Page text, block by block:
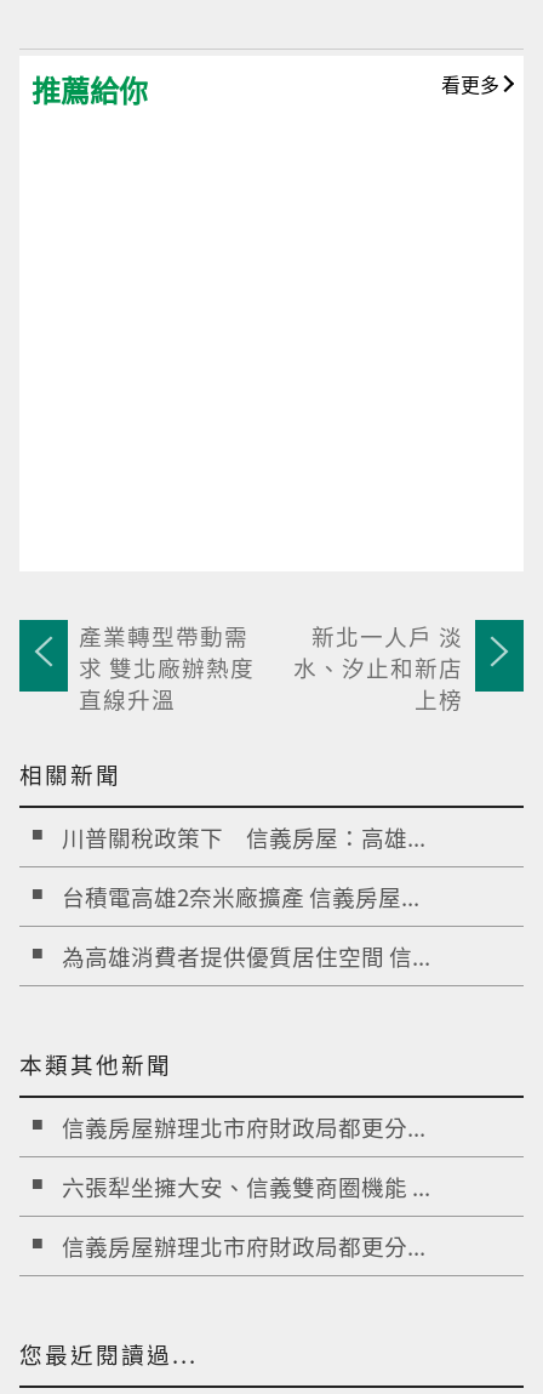
推薦給你 看更多
產業轉型帶動需
求 雙北廠辦熱度
直線升溫
新北一人戶 淡
水、汐止和新店
上榜
相關新聞
川普關稅政策下 信義房屋：高雄...
台積電高雄2奈米廠擴產 信義房屋...
為高雄消費者提供優質居住空間 信...
本類其他新聞
信義房屋辦理北市府財政局都更分...
六張犁坐擁大安、信義雙商圈機能 ...
信義房屋辦理北市府財政局都更分...
您最近閱讀過...